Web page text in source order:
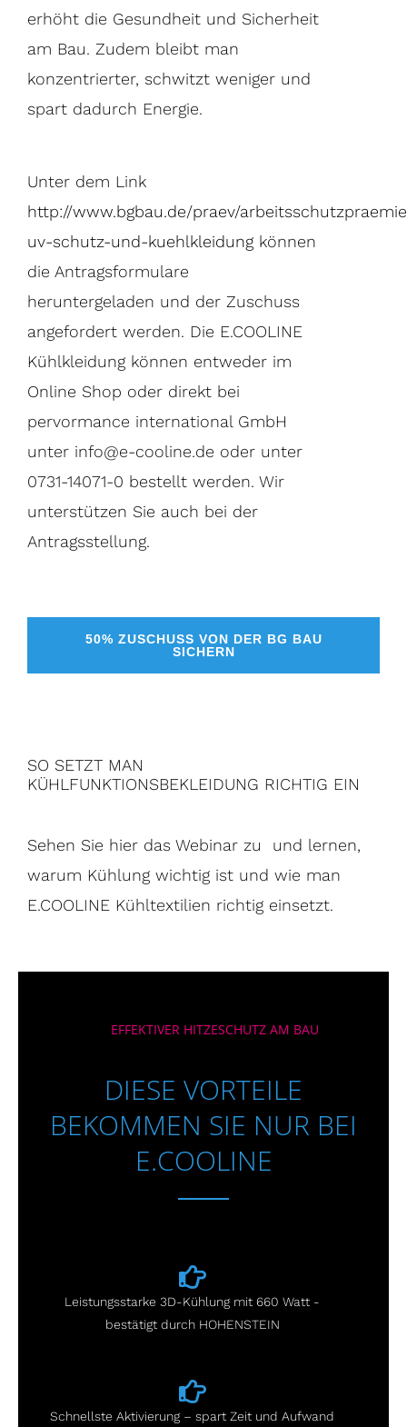
erhöht die Gesundheit und Sicherheit
am Bau. Zudem bleibt man
konzentrierter, schwitzt weniger und
spart dadurch Energie.
Unter dem Link
http://www.bgbau.de/praev/
uv-schutz-und-kuehlkleidungkönnen
die Antragsformulare
heruntergeladen und der Zuschuss
angefordert werden. Die E.COOLINE
Kühlkleidung können entweder im
Online Shop oder direkt bei
pervormance international GmbH
unter info@e-cooline.de oder unter
0731-14071-0 bestellt werden. Wir
unterstützen Sie auch bei der
Antragsstellung.
50% ZUSCHUSS VON DER BG BAU
SICHERN
SO SETZT MAN
KÜHLFUNKTIONSBEKLEIDUNG RICHTIG EIN
Sehen Sie hier das Webinar zu und lernen,
warum Kühlung wichtig ist und wie man
E.COOLINE Kühltextilien richtig einsetzt.
EFFEKTIVER HITZESCHUTZ AM BAU
DIESE VORTEILE
BEKOMMEN SIE NUR BEI
E.COOLINE
Leistungsstarke 3D-Kühlung mit 660 Watt -
bestätigt durch HOHENSTEIN
Schnellste Aktivierung – spart Zeit und Aufwand